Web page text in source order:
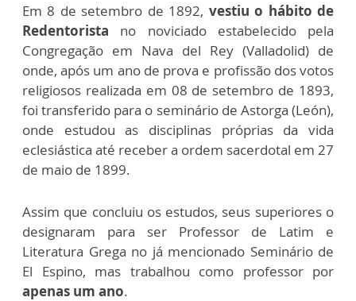
Em 8 de setembro de 1892, vestiu o hábito de
Redentorista no noviciado estabelecido pela
Congregação em Nava del Rey (Valladolid) de
onde, após um ano de prova e profissão dos votos
religiosos realizada em 08 de setembro de 1893,
foi transferido para o seminário de Astorga (León),
onde estudou as disciplinas próprias da vida
eclesiástica até receber a ordem sacerdotal em 27
de maio de 1899.
Assim que concluiu os estudos, seus superiores o
designaram para ser Professor de Latim e
Literatura Grega no já mencionado Seminário de
El Espino, mas trabalhou como professor por
apenas um ano.